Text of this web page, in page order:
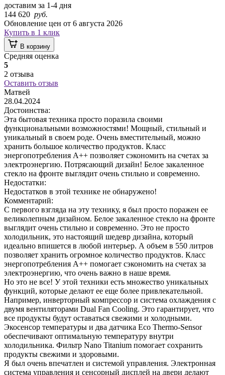
доставим за 1-4 дня
144 620 руб.
Обновление цен от 6 августа 2026
Купить в 1 клик
В корзину
Средняя оценка
5
2 отзыва
Оставить отзыв
Матвей
28.04.2024
Достоинства:
Эта бытовая техника просто поразила своими
функциональными возможностями! Мощный, стильный и
уникальный в своем роде. Очень вместительный, можно
хранить большое количество продуктов. Класс
энергопотребления A++ позволяет сэкономить на счетах за
электроэнергию. Потрясающий дизайн! Белое закаленное
стекло на фронте выглядит очень стильно и современно.
Недостатки:
Недостатков в этой технике не обнаружено!
Комментарий:
С первого взгляда на эту технику, я был просто поражен ее
великолепным дизайном. Белое закаленное стекло на фронте
выглядит очень стильно и современно. Это не просто
холодильник, это настоящий шедевр дизайна, который
идеально впишется в любой интерьер. А объем в 550 литров
позволяет хранить огромное количество продуктов. Класс
энергопотребления A++ помогает сэкономить на счетах за
электроэнергию, что очень важно в наше время.
Но это не все! У этой техники есть множество уникальных
функций, которые делают ее еще более привлекательной.
Например, инверторный компрессор и система охлаждения с
двумя вентиляторами Dual Fan Cooling. Это гарантирует, что
все продукты будут оставаться свежими и холодными.
Экосенсор температуры и два датчика Eco Thermo-Sensor
обеспечивают оптимальную температуру внутри
холодильника. Фильтр Nano Titanium помогает сохранить
продукты свежими и здоровыми.
Я был очень впечатлен и системой управления. Электронная
система управления и сенсорный дисплей на двери делают